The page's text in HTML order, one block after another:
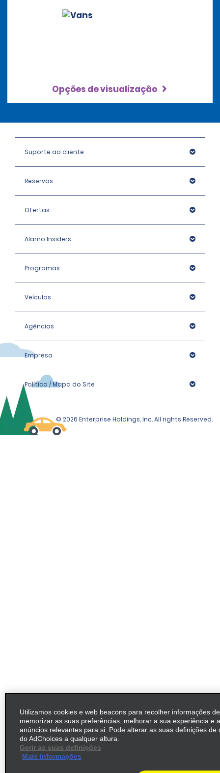
Opções de visualização
Suporte ao cliente
Reservas
Ofertas
Alamo Insiders
Programas
Veículos
Agências
Empresa
Política / Mapa do Site
© 2026 Enterprise Holdings, Inc. All rights Reserved.
Utilizamos cookies e web beacons para recolher informações
memorizar as suas preferências, melhorar a sua experiência e
anúncios relevantes para si. Pode alterar as suas definições de
do AdChoices a qualquer altura.
Gerir as suas definições
Mais Informações